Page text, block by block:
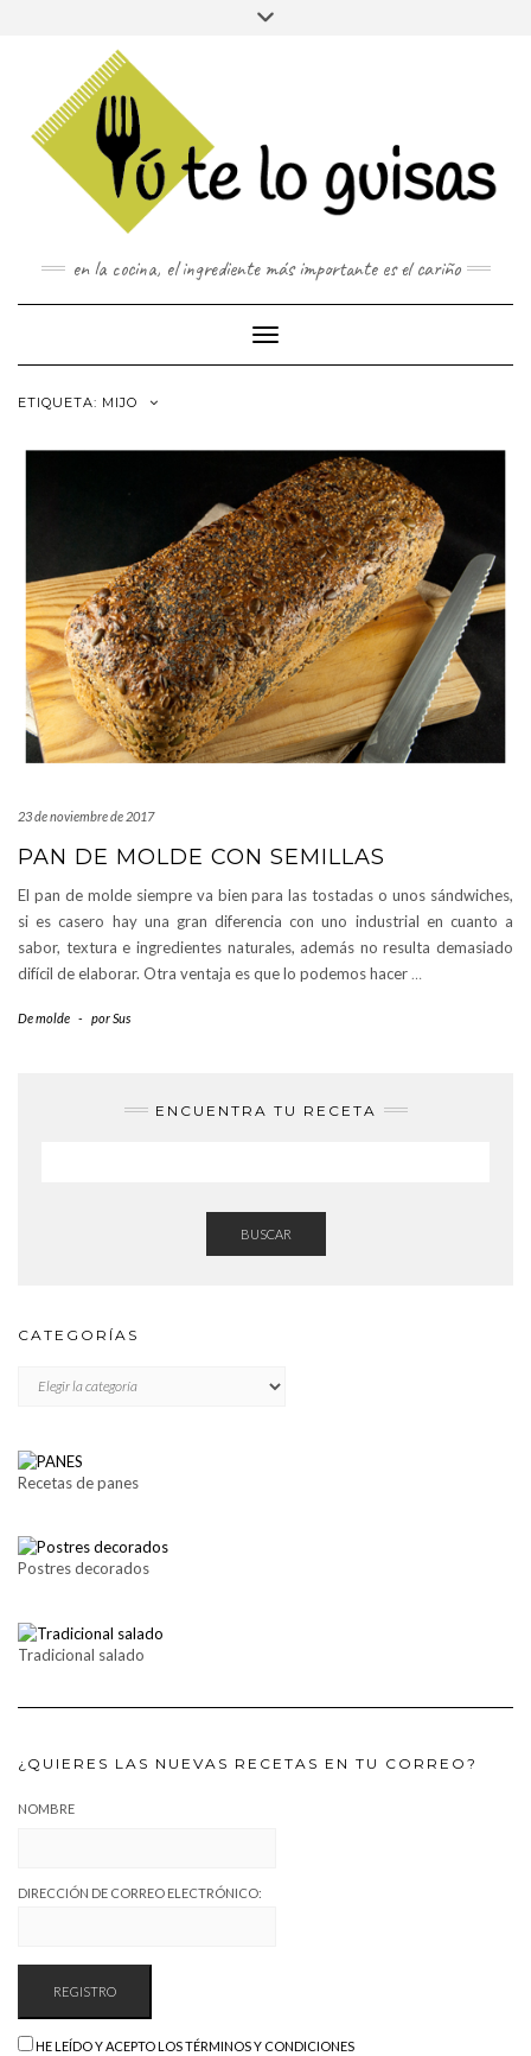
TWITTERPINTEREST
Alternar
en la cocina, el ingrediente más importante es el cariño
Cambiar modo de navegación
ETIQUETA: MIJO
23 de noviembre de 2017
PAN DE MOLDE CON SEMILLAS
El pan de molde siempre va bien para las tostadas o unos sándwiches,
si es casero hay una gran diferencia con uno industrial en cuanto a
sabor, textura e ingredientes naturales, además no resulta demasiado
difícil de elaborar. Otra ventaja es que lo podemos hacer …
De molde - porSus
ENCUENTRA TU RECETA
BUSCAR
CATEGORÍAS
Recetas de panes
Postres decorados
Tradicional salado
¿QUIERES LAS NUEVAS RECETAS EN TU CORREO?
NOMBRE
DIRECCIÓN DE CORREO ELECTRÓNICO:
HE LEÍDO Y ACEPTO LOS TÉRMINOS Y CONDICIONES